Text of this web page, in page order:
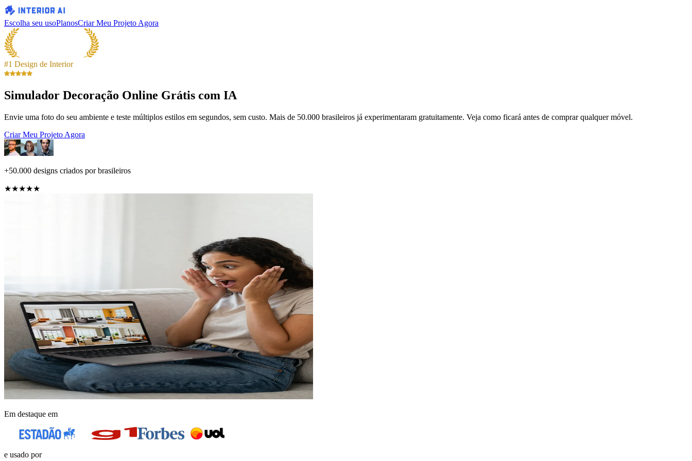
Escolha seu usoPlanosCriar Meu Projeto Agora
#1 Design de Interior
Simulador Decoração Online Grátis com IA
Envie uma foto do seu ambiente e teste múltiplos estilos em segundos, sem custo. Mais de 50.000 brasileiros já experimentaram gratuitamente. Veja como ficará antes de comprar qualquer móvel.
Criar Meu Projeto Agora
+50.000 designs criados por brasileiros
★★★★★
Em destaque em
e usado por